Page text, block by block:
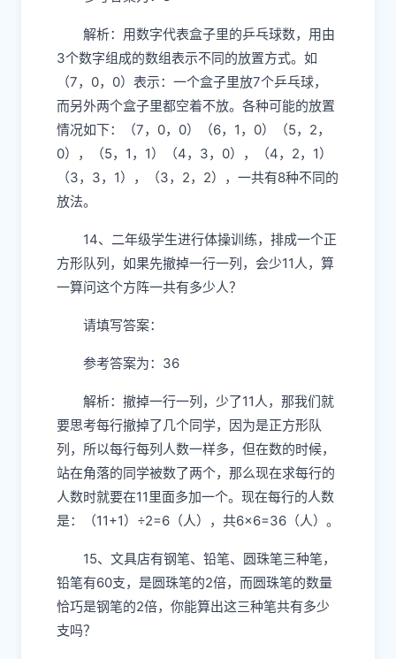
解析：用数字代表盒子里的乒乓球数，用由
3个数字组成的数组表示不同的放置方式。如
（7，0，0）表示：一个盒子里放7个乒乓球，
而另外两个盒子里都空着不放。各种可能的放置
情况如下：（7，0，0）（6，1，0）（5，2，
0），（5，1，1）（4，3，0），（4，2，1）
（3，3，1），（3，2，2），一共有8种不同的
放法。
14、二年级学生进行体操训练，排成一个正
方形队列，如果先撤掉一行一列，会少11人，算
一算问这个方阵一共有多少人？
请填写答案：
参考答案为：36
解析：撤掉一行一列，少了11人，那我们就
要思考每行撤掉了几个同学，因为是正方形队
列，所以每行每列人数一样多，但在数的时候，
站在角落的同学被数了两个，那么现在求每行的
人数时就要在11里面多加一个。现在每行的人数
是：（11+1）÷2=6（人），共6×6=36（人）。
15、文具店有钢笔、铅笔、圆珠笔三种笔，
铅笔有60支，是圆珠笔的2倍，而圆珠笔的数量
恰巧是钢笔的2倍，你能算出这三种笔共有多少
支吗？